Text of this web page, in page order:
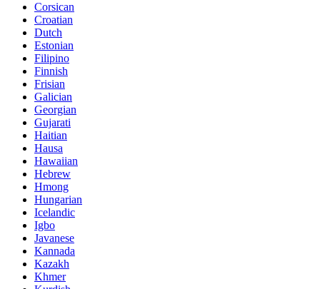
Corsican
Croatian
Dutch
Estonian
Filipino
Finnish
Frisian
Galician
Georgian
Gujarati
Haitian
Hausa
Hawaiian
Hebrew
Hmong
Hungarian
Icelandic
Igbo
Javanese
Kannada
Kazakh
Khmer